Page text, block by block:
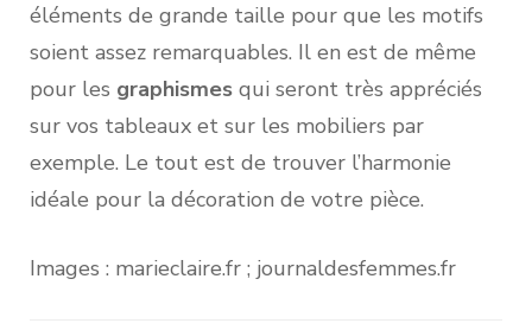
éléments de grande taille pour que les motifs
soient assez remarquables. Il en est de même
pour les graphismes qui seront très appréciés
sur vos tableaux et sur les mobiliers par
exemple. Le tout est de trouver l’harmonie
idéale pour la décoration de votre pièce.
Images : marieclaire.fr ; journaldesfemmes.fr